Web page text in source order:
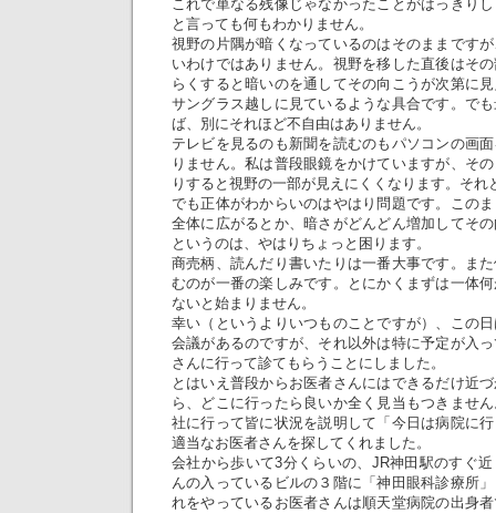
これで単なる残像じゃなかったことがはっきり
と言っても何もわかりません。
視野の片隅が暗くなっているのはそのままです
いわけではありません。視野を移した直後はそ
らくすると暗いのを通してその向こうが次第に
サングラス越しに見ているような具合です。で
ば、別にそれほど不自由はありません。
テレビを見るのも新聞を読むのもパソコンの画
りません。私は普段眼鏡をかけていますが、そ
りすると視野の一部が見えにくくなります。それ
でも正体がわからいのはやはり問題です。この
全体に広がるとか、暗さがどんどん増加してそ
というのは、やはりちょっと困ります。
商売柄、読んだり書いたりは一番大事です。ま
むのが一番の楽しみです。とにかくまずは一体
ないと始まりません。
幸い（というよりいつものことですが）、この
会議があるのですが、それ以外は特に予定が入
さんに行って診てもらうことにしました。
とはいえ普段からお医者さんにはできるだけ近
ら、どこに行ったら良いか全く見当もつきませ
社に行って皆に状況を説明して「今日は病院に
適当なお医者さんを探してくれました。
会社から歩いて3分くらいの、JR神田駅のすぐ
んの入っているビルの３階に「神田眼科診療所
れをやっているお医者さんは順天堂病院の出身